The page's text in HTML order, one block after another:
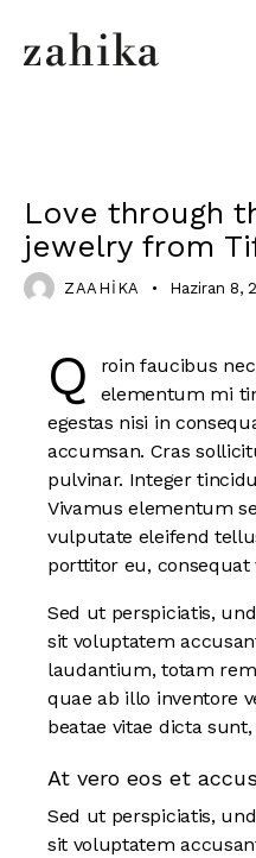
Love through
jewelry from
ZAAHIKA Haziran 8,
Q
roin faucibus
elementum mi
egestas nisi in
accumsan. Cras
pulvinar. Integer
Vivamus elementum
vulputate eleifend
porttitor eu, consequat
Sed ut perspiciatis,
sit voluptatem
laudantium, totam
quae ab illo inventore
beatae vitae dicta
At vero eos et
Sed ut perspiciatis,
sit voluptatem